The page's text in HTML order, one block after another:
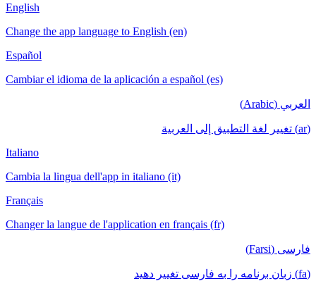
English
Change the app language to English (en)
Español
Cambiar el idioma de la aplicación a español (es)
العربي (Arabic)
(ar) تغيير لغة التطبيق إلى العربية
Italiano
Cambia la lingua dell'app in italiano (it)
Français
Changer la langue de l'application en français (fr)
فارسی (Farsi)
(fa) زبان برنامه را به فارسی تغییر دهید